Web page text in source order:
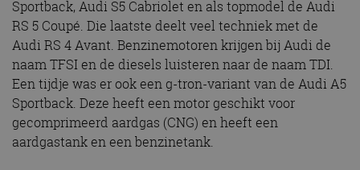
Sportback, Audi S5 Cabriolet en als topmodel de Audi
RS 5 Coupé. Die laatste deelt veel techniek met de
Audi RS 4 Avant. Benzinemotoren krijgen bij Audi de
naam TFSI en de diesels luisteren naar de naam TDI.
Een tijdje was er ook een g-tron-variant van de Audi A5
Sportback. Deze heeft een motor geschikt voor
gecomprimeerd aardgas (CNG) en heeft een
aardgastank en een benzinetank.